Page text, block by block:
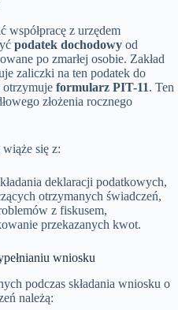
współpracę z urzędem
podatek dochodowy od
po zmarłej osobie. Zakład
zaliczki na ten podatek do
otrzymuje formularz PIT-11. Ten
złożenia rocznego
się z:
deklaracji podatkowych,
otrzymanych świadczeń,
z fiskusem,
przekazanych kwot.
wniosku
podczas składania wniosku o
należą: